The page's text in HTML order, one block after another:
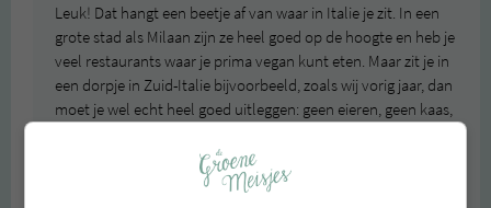
Leuk! Dat hangt een beetje af van waar in Italie je zit. In een
grote stad als Milaan zijn ze heel goed op de hoogte en heb je
veel restaurants waar je prima vegan kunt eten. Maar zit je in
een dorpje in Zuid-Italie bijvoorbeeld, zoals wij vorig jaar, dan
moet je wel echt heel goed uitleggen: geen eieren, geen kaas,
met gegrilde groenten of een droge pasta met tomatensaus
kan élke Italiaans kok voor je bereiden ;)